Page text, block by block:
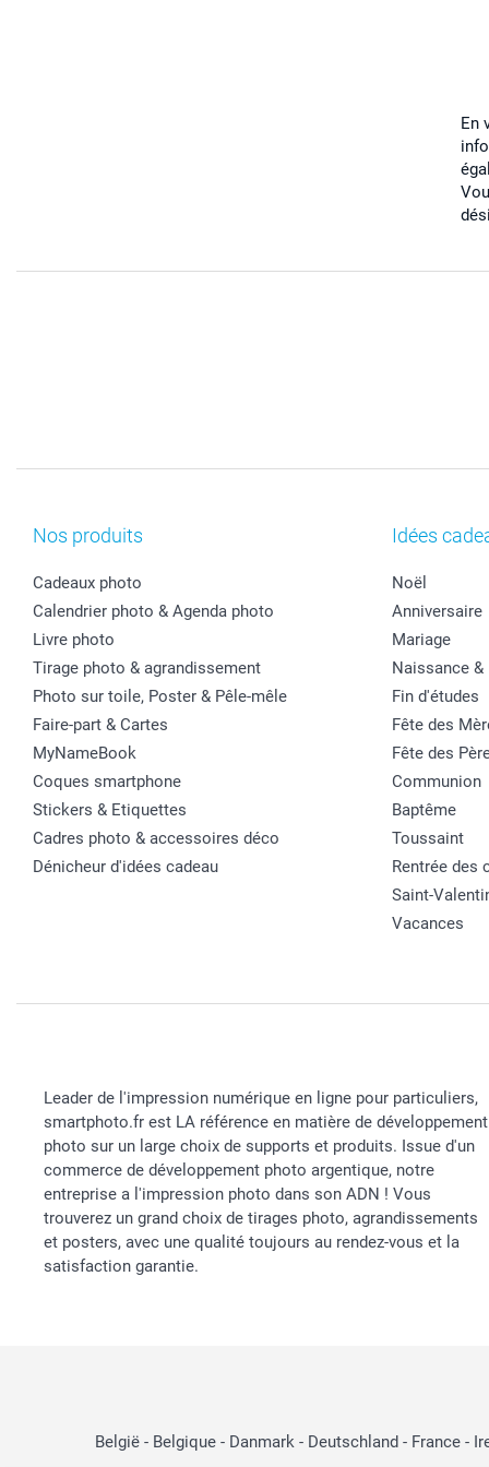
En
Nos produits
Cadeaux photo
Calendrier photo & Agenda photo
Livre photo
Tirage photo & agrandissement
Photo sur toile, Poster & Pêle-mêle
Faire-part & Cartes
MyNameBook
Coques smartphone
Stickers & Etiquettes
Cadres photo & accessoires déco
Dénicheur d'idées cadeau
Idées
Noël
Anniversaire
Mariage
Naissance &
Fin d'études
Fête des
Fête des
Communion
Baptême
Toussaint
Rentrée des
Saint-
Vacances
Leader de l'impression numérique en ligne pour particuliers,
smartphoto.fr est LA référence en matière de développement
photo sur un large choix de supports et produits. Issue d'un
commerce de développement photo argentique, notre
entreprise a l'impression photo dans son ADN ! Vous
trouverez un grand choix de tirages photo, agrandissements
et posters, avec une qualité toujours au rendez-vous et la
satisfaction garantie.
België - Belgique - Danmark - Deutschland - France -